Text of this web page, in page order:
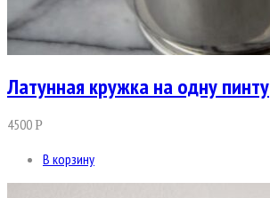
Латунная кружка на одну пинту
4500Р
В корзину